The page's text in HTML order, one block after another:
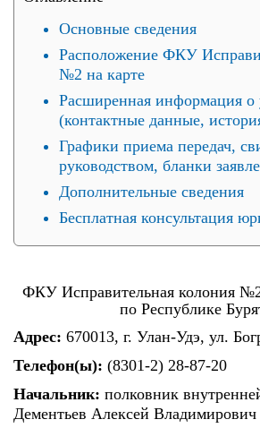
Основные сведения
Расположение ФКУ
№2 на карте
Расширенная информация о
(контактные данные,
Графики приема передач,
руководством, бланки
Дополнительные сведения
Бесплатная консультация
ФКУ Исправительная колония
по Республике
Адрес: 670013, г. Улан-Удэ, ул.
Телефон(ы): (8301-2) 28-87-20
Начальник: полковник
Дементьев Алексей Владимирович